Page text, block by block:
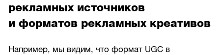
рекламных источников
и форматов рекламных креативов
Например, мы видим, что формат UGC в